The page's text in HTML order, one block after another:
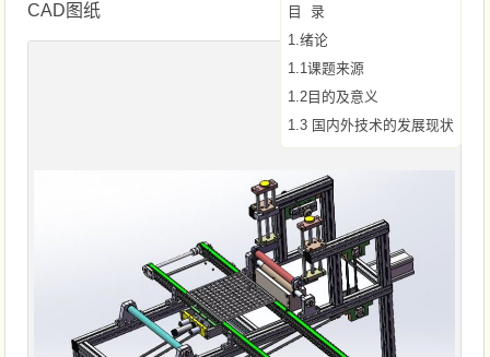
目 录
1.绪论
1.1课题来源
1.2目的及意义
1.3 国内外技术的发展现状
CAD图纸